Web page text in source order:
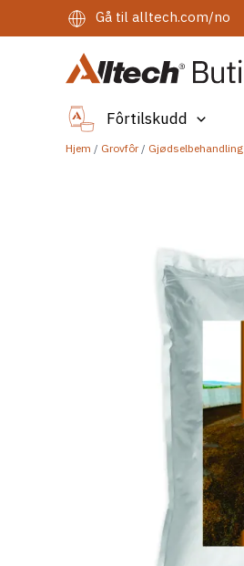
rett
Gå til alltech.com/no
Fôrtilskudd
Hjem / Grovfôr/ Gjødselbehandling